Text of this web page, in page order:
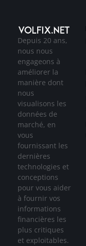
Depuis 20 ans,
nous nous
engageons à
améliorer la
manière dont
nous
visualisons les
données de
marché, en
vous
fournissant les
dernières
technologies et
conceptions
pour vous aider
à fournir vos
informations
financières les
plus critiques
et exploitables.